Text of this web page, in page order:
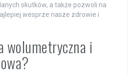
skutków, a także pozwoli na
wesprze nasze zdrowie i
wolumetryczna i